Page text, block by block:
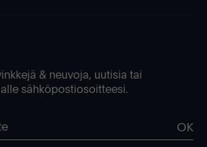
& neuvoja, uutisia tai
sähköpostiosoitteesi.
OK